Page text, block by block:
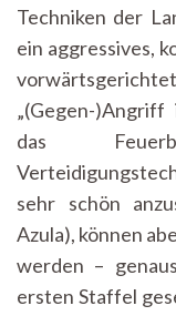
Techniken der
ein aggressives,
„(Gegen-
das
sehr schön
Azula), können
werden –
ersten Staffel